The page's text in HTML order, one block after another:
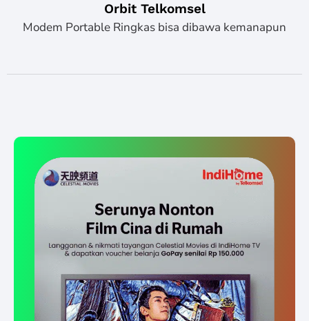
Orbit Telkomsel
Modem Portable Ringkas bisa dibawa kemanapun